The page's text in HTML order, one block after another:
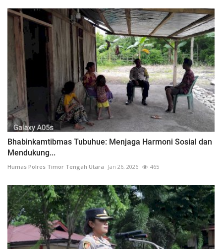
Bhabinkamtibmas Tubuhue: Menjaga Harmoni Sosial dan
Mendukung...
Humas Polres Timor Tengah Utara Jan 26, 2026 465